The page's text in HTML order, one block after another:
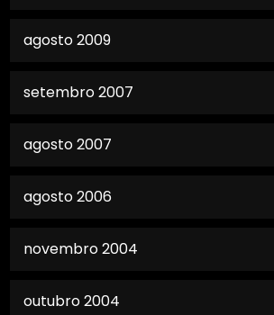
agosto 2009
setembro 2007
agosto 2007
agosto 2006
novembro 2004
outubro 2004